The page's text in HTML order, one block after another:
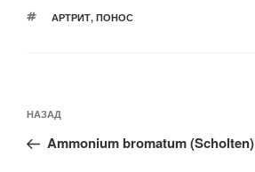
МЕТКИ
АРТРИТ, ПОНОС
по
записям
Предыдущая
запись:
НАЗАД
Ammonium bromatum (Scholten)